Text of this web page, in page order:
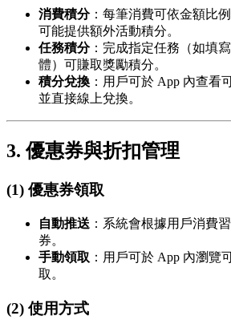
消費積分：每筆消費可依金額比
可能提供額外活動積分。
任務積分：完成指定任務（如填
體）可賺取獎勵積分。
積分兌換 ：用戶可於 App 內查看
並直接線上兌換。
3. 優惠券與折扣管理
(1) 優惠券領取
自動推送 ：系統會根據用戶消費
券。
手動領取 ：用戶可於 App 內瀏覽
取。
(2) 使用方式